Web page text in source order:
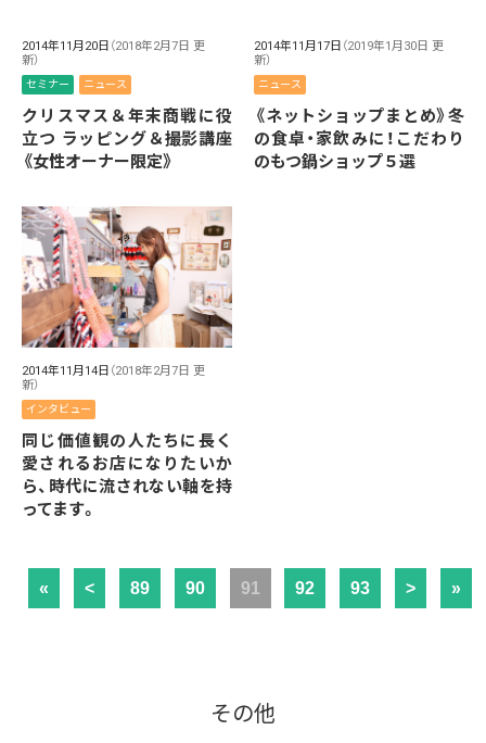
2014年11月20日 （2018年2月7日 更
新）
セミナー ニュース
クリスマス＆年末商戦に役
立つ ラッピング＆撮影講座
《女性オーナー限定》
2014年11月17日 （2019年1月30日 更
新）
ニュース
《ネットショップまとめ》冬
の食卓・家飲みに！こだわり
のもつ鍋ショップ５選
2014年11月14日 （2018年2月7日 更
新）
インタビュー
同じ価値観の人たちに長く
愛されるお店になりたいか
ら、時代に流されない軸を持
ってます。
« < 89 90 91 92 93 > »
その他